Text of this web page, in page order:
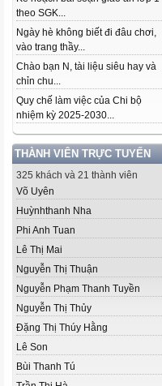
theo SGK...
Ngày hè không biết đi đâu chơi,
vào trang thầy...
Chào bạn N, tài liệu siêu hay và
chỉn chu...
Quy chế làm việc của Chi bộ
nhiệm kỳ 2025-2030...
THÀNH VIÊN TRỰC TUYẾN
325 khách và 21 thành viên
Võ Uyên
Huỳnhthanh Nha
Phi Anh Tuan
Lê Thị Mai
Nguyễn Thị Thuận
Nguyễn Phạm Thanh Tuyền
Nguyễn Thị Thủy
Đặng Thị Thúy Hằng
Lê Son
Bùi Thanh Tú